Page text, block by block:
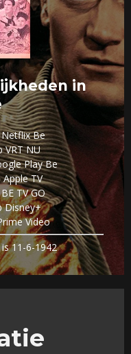
in
Be
VRT NU
Play Be
TV
TV GO
Disney+
Video
11-6-1942